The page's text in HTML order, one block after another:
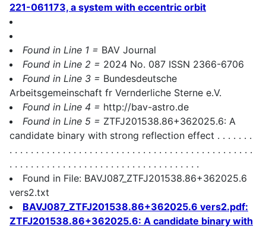
221-061173, a system with eccentric orbit
Found in Line 1 = BAV Journal
Found in Line 2 = 2024 No. 087 ISSN 2366-6706
Found in Line 3 = Bundesdeutsche
Arbeitsgemeinschaft fr Vernderliche Sterne e.V.
Found in Line 4 = http://bav-astro.de
Found in Line 5 = ZTFJ201538.86+362025.6: A
candidate binary with strong reflection effect . . . . . . .
. . . . . . . . . . . . . . . . . . . . . . . . . . . . . . . . . . . . . . . . . . . . . .
. . . . . . . . . . . . . . . . . . . . . . . . . . . . . . . . . . . .
Found in File: BAVJ087_ZTFJ201538.86+362025.6
vers2.txt
BAVJ087_ZTFJ201538.86+362025.6 vers2.pdf:
ZTFJ201538.86+362025.6: A candidate binary with